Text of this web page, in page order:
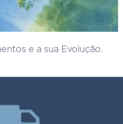
e a sua Evolução.